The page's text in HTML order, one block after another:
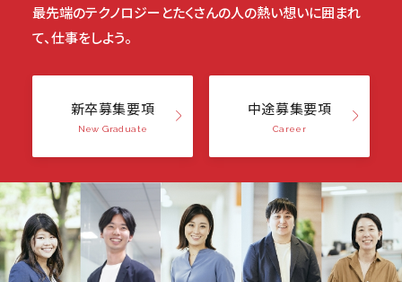
最先端のテクノロジーとたくさんの人の熱い想いに囲まれ
て、仕事をしよう。
新卒募集要項
New Graduate
中途募集要項
Career